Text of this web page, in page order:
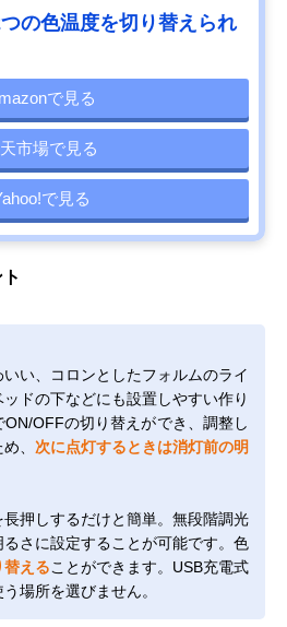
の色温度を切り替えられ
で見る
市場で見る
で見る
い、コロンとしたフォルムのライ
ドの下などにも設置しやすい作り
OFFの切り替えができ、調整し
、 次に点灯するときは消灯前の明
押しするだけと簡単。無段階調光
さに設定することが可能です。色
替えることができます。USB充電式
場所を選びません。